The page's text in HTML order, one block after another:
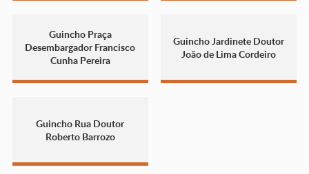
Guincho Praça
Desembargador Francisco
Cunha Pereira
Guincho Jardinete Doutor
João de Lima Cordeiro
Guincho Rua Doutor
Roberto Barrozo